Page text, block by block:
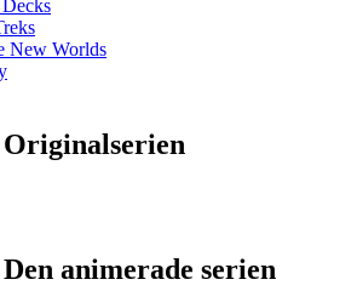
New Worlds
animerade serien